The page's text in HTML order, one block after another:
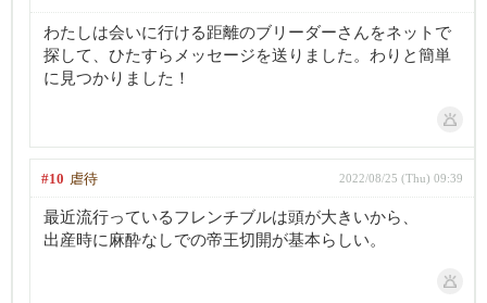
わたしは会いに行ける距離のブリーダーさんをネットで
探して、ひたすらメッセージを送りました。わりと簡単
に見つかりました！
#10 虐待 2022/08/25 (Thu) 09:39
最近流行っているフレンチブルは頭が大きいから、
出産時に麻酔なしでの帝王切開が基本らしい。